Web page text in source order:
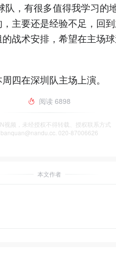
队，有很多值得我学习的
主要还是经验不足，回
战术安排，希望在主场
四在深圳队主场上演。
阅读 6898
视频，未经授权不得转载、授权联系方式
banquan@nandu.cc. 020-87006626
本文作者